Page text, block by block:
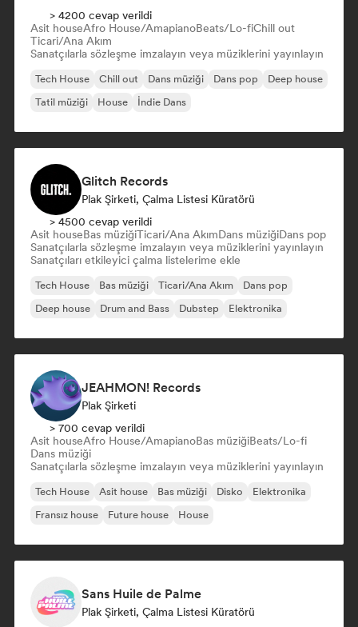
> 4200 cevap verildi
Asit houseAfro House/AmapianoBeats/Lo-fiChill out
Ticari/Ana Akım
Sanatçılarla sözleşme imzalayın veya müziklerini yayınlayın
Tech House Chill out Dans müziği Dans pop
Deep house
Tatil müziği
House İndie Dans
Glitch Records
Plak Şirketi, Çalma Listesi Küratörü
> 4500 cevap verildi
Asit houseBas müziğiTicari/Ana AkımDans müziğiDans pop
Sanatçılarla sözleşme imzalayın veya müziklerini yayınlayın
Sanatçıları etkileyici çalma listelerime ekle
Tech House Bas müziği Ticari/Ana Akım
Dans pop
Deep house
Drum and Bass Dubstep Elektronika
JEAHMON! Records
Plak Şirketi
> 700 cevap verildi
Asit houseAfro House/AmapianoBas müziğiBeats/Lo-fi
Dans müziği
Sanatçılarla sözleşme imzalayın veya müziklerini yayınlayın
Tech House Asit house Bas müziği Disko
Elektronika
Fransız house
Future house House
Sans Huile de Palme
Plak Şirketi, Çalma Listesi Küratörü